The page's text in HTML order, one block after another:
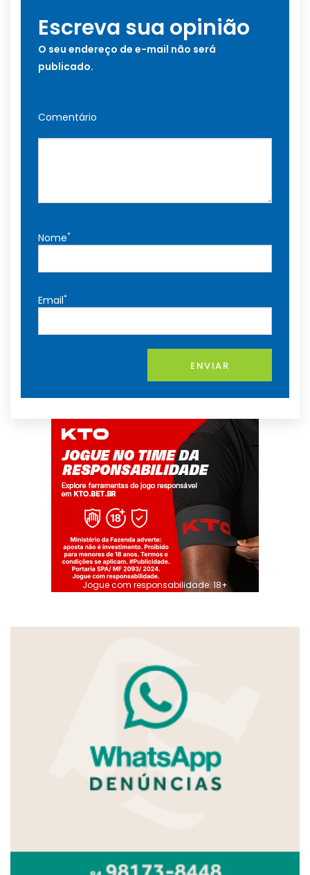
Escreva sua opinião
O seu endereço de e-mail não será
publicado.
Comentário
Nome*
Email*
ENVIAR
Jogue com responsabilidade. 18+